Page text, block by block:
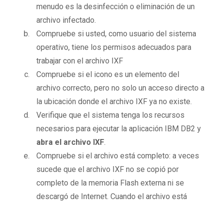
menudo es la desinfección o eliminación de un
archivo infectado.
Compruebe si usted, como usuario del sistema
operativo, tiene los permisos adecuados para
trabajar con el archivo IXF
Compruebe si el icono es un elemento del
archivo correcto, pero no solo un acceso directo a
la ubicación donde el archivo IXF ya no existe.
Verifique que el sistema tenga los recursos
necesarios para ejecutar la aplicación IBM DB2 y
abra el archivo IXF.
Compruebe si el archivo está completo: a veces
sucede que el archivo IXF no se copió por
completo de la memoria Flash externa ni se
descargó de Internet. Cuando el archivo está